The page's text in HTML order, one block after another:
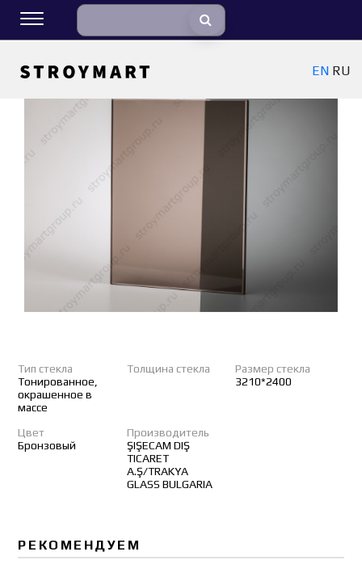
EN RU
Тип стекла
Тонированное,
окрашенное в
массе
Толщина стекла
Размер стекла
3210*2400
Цвет
Бронзовый
Производитель
ŞIŞECAM DIŞ
TICARET
A.Ş/TRAKYA
GLASS BULGARIA
РЕКОМЕНДУЕМ